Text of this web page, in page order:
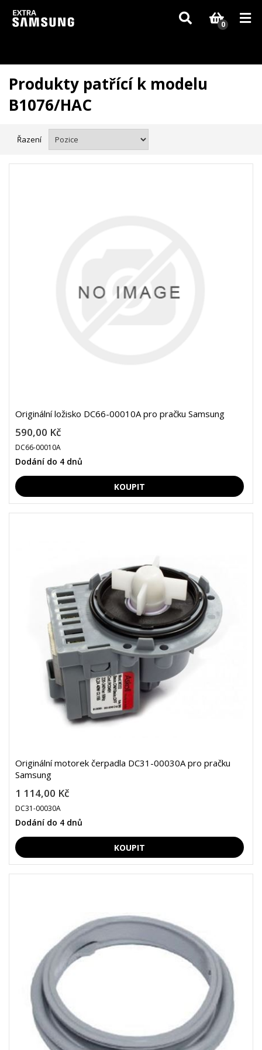
Vzhledem k aktuální situaci se může dodání dílů, které nejsou skladem,
zpozdit. Děkujeme za pochopení.
0
Produkty patřící k modelu
B1076/HAC
Řazení
Originální ložisko DC66-00010A pro pračku Samsung
590,00 Kč
DC66-00010A
Dodání do 4 dnů
Originální motorek čerpadla DC31-00030A pro pračku
Samsung
1 114,00 Kč
DC31-00030A
Dodání do 4 dnů